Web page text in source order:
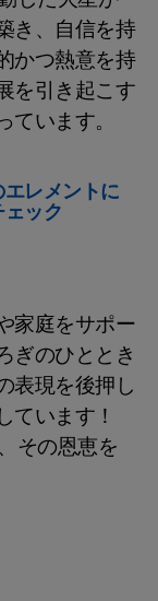
き、自信を持
かつ熱意を持
を引き起こす
います。
レメントに
ック
家庭をサポー
ぎのひととき
表現を後押し
ています！
その恩恵を